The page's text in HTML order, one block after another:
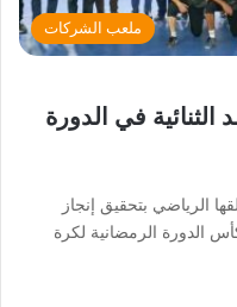
ملعب الشركات
الثنائية في الدورة
الرياضي بتحقيق إنجاز
الدورة الرمضانية لكرة